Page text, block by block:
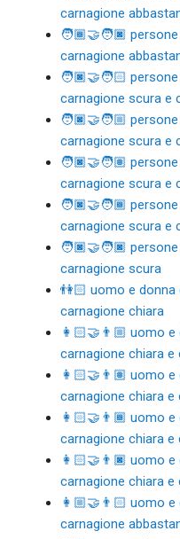
carnagione
🧑🏾‍🤝‍🧑🏿
carnagione
🧑🏿‍🤝‍🧑🏻
carnagione scura e
🧑🏿‍🤝‍🧑🏼
carnagione scura e
🧑🏿‍🤝‍🧑🏽
carnagione scura e
🧑🏿‍🤝‍🧑🏾
carnagione scura e
🧑🏿‍🤝‍🧑🏿
carnagione scura
👫🏻 uomo e donna
carnagione chiara
👩🏻‍🤝‍👨🏼 uomo
carnagione chiara
👩🏻‍🤝‍👨🏽 uomo
carnagione chiara
👩🏻‍🤝‍👨🏾 uomo
carnagione chiara
👩🏻‍🤝‍👨🏿 uomo
carnagione chiara
👩🏼‍🤝‍👨🏻 uomo
carnagione